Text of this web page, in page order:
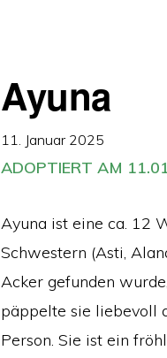
Ayuna
11. Januar 2025
ADOPTIERT AM
Ayuna ist eine ca. 12
Schwestern (Asti,
Acker gefunden
päppelte sie liebevoll
Person. Sie ist ein